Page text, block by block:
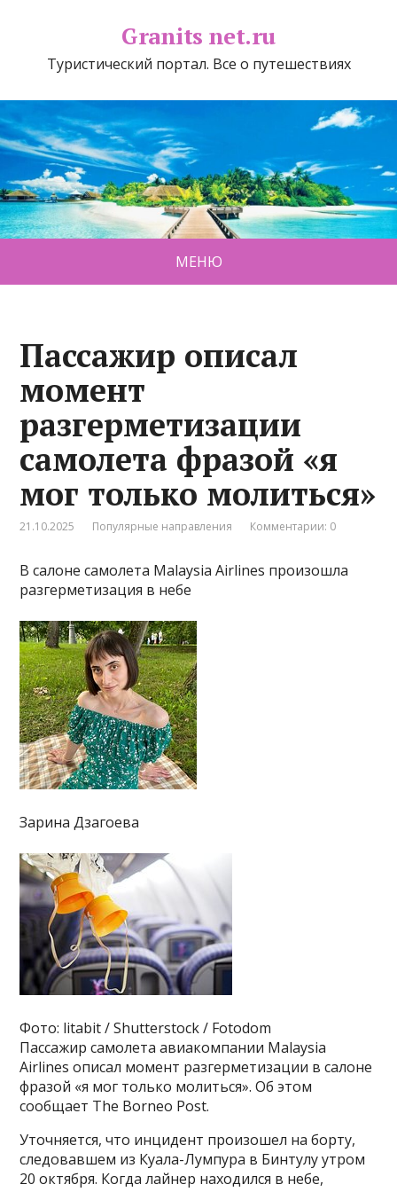
Granits net.ru
Туристический портал. Все о путешествиях
МЕНЮ
Пассажир описал
момент
разгерметизации
самолета фразой «я
мог только молиться»
21.10.2025 Популярные направления Комментарии: 0
В салоне самолета Malaysia Airlines произошла
разгерметизация в небе
Зарина Дзагоева
Фото: litabit / Shutterstock / Fotodom
Пассажир самолета авиакомпании Malaysia
Airlines описал момент разгерметизации в салоне
фразой «я мог только молиться». Об этом
сообщает The Borneo Post.
Уточняется, что инцидент произошел на борту,
следовавшем из Куала-Лумпура в Бинтулу утром
20 октября. Когда лайнер находился в небе,